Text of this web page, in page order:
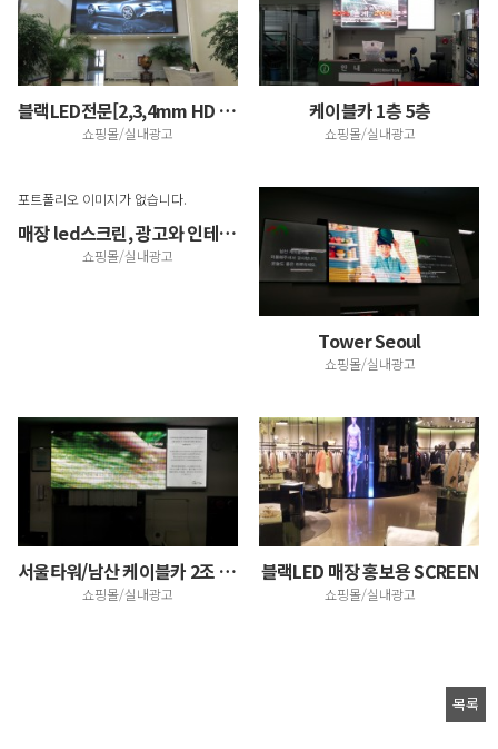
블랙LED전문[2,3,4mm HD LED전문]
쇼핑몰/실내광고
케이블카 1층 5층
쇼핑몰/실내광고
포트폴리오 이미지가 없습니다.
매장 led스크린, 광고와 인테리어 효과를 한번에~
쇼핑몰/실내광고
Tower Seoul
쇼핑몰/실내광고
서울타워/남산 케이블카 2조 설치 +1
쇼핑몰/실내광고
블랙LED 매장 홍보용 SCREEN
쇼핑몰/실내광고
목록